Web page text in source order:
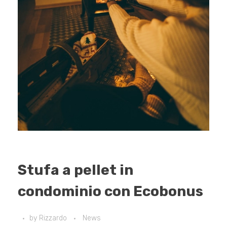
Stufa a pellet in
condominio con Ecobonus
by Rizzardo News